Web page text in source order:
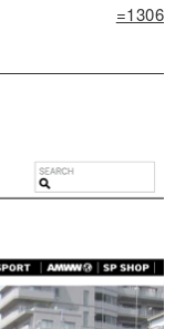
=1306